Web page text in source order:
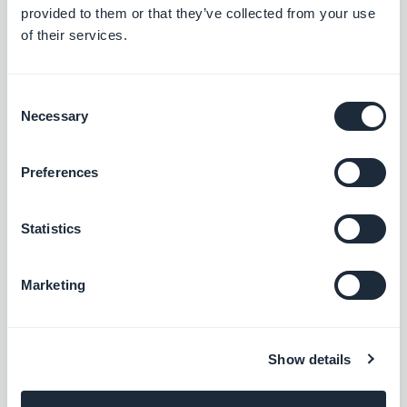
provided to them or that they’ve collected from your use
of their services.
Selection
Necessary
Preferences
Statistics
Marketing
Show details
qui veulent un rendu fait main et sincère.